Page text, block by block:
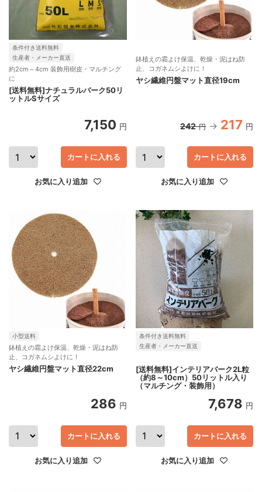
条件付き送料無料
生産者・メーカー直送
約2cm～4cm 装飾用樹皮・マルチング
に
[送料無料]ナチュラルバーク50リ
ットルSサイズ
7,150 円
カートに入れる
お気に入り追加
鉢植えの霜よけ保温、乾燥・泥はね防
止、コガネムシよけに！
ヤシ繊維円盤マット直径19cm
242 円 217 円
カートに入れる
お気に入り追加
小型送料
鉢植えの霜よけ保温、乾燥・泥はね防
止、コガネムシよけに！
ヤシ繊維円盤マット直径22cm
286 円
カートに入れる
お気に入り追加
条件付き送料無料
生産者・メーカー直送
[送料無料]インテリアバーク2L粒
（約8～10cm）50リットル入り
（マルチング・装飾用）
7,678 円
カートに入れる
お気に入り追加